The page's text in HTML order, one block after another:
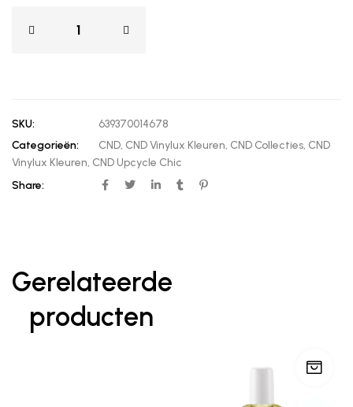
SKU:
639370014678
Categorieën:
CND, CND Vinylux Kleuren, CND Collecties, CND
Vinylux Kleuren, CND Upcycle Chic
Share:
Gerelateerde
producten